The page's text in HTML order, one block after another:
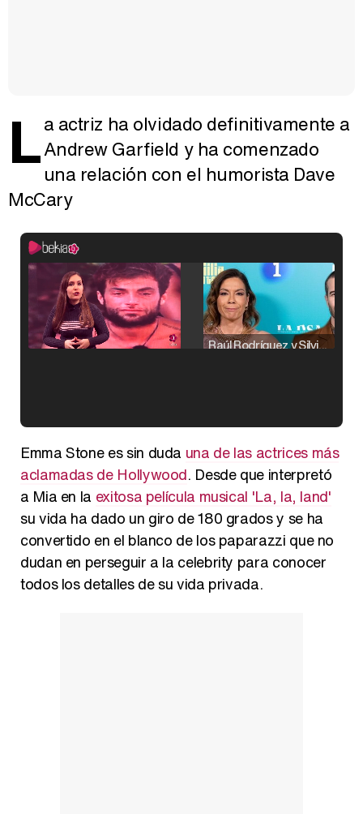
La actriz ha olvidado definitivamente a
Andrew Garfield y ha comenzado
una relación con el humorista Dave
McCary
Raúl Rodríguez y Silvia Taulés nos cuentan su papel en 'La familia de la tele'
Emma Stone es sin duda una de las actrices más
aclamadas de Hollywood. Desde que interpretó
a Mia en la exitosa película musical 'La, la, land'
su vida ha dado un giro de 180 grados y se ha
convertido en el blanco de los paparazzi que no
dudan en perseguir a la celebrity para conocer
todos los detalles de su vida privada.